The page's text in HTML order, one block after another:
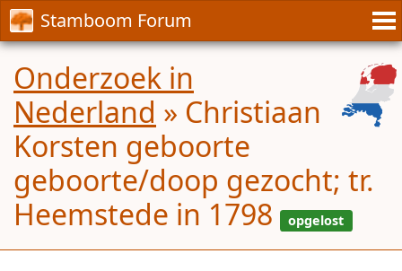
Stamboom Forum
Onderzoek in
Nederland » Christiaan
Korsten geboorte
geboorte/doop gezocht; tr.
Heemstede in 1798